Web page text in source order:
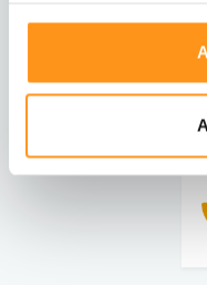
gesammelt haben.